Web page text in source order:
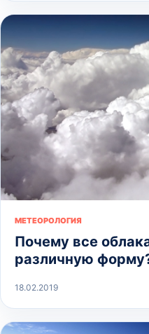
МЕТЕОРОЛОГИЯ
Почему все
различную
18.02.2019